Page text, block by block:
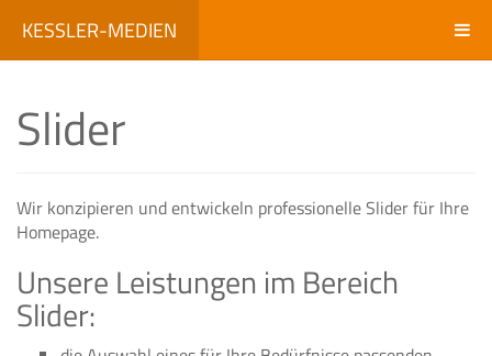
KESSLER-MEDIEN
Slider
Wir konzipieren und entwickeln professionelle Slider für Ihre
Homepage.
Unsere Leistungen im Bereich
Slider: